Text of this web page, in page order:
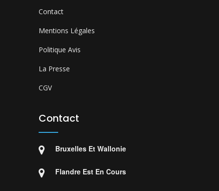
Contact
Mentions Légales
Politique Avis
La Presse
CGV
Contact
Bruxelles Et Wallonie
Flandre Est En Cours